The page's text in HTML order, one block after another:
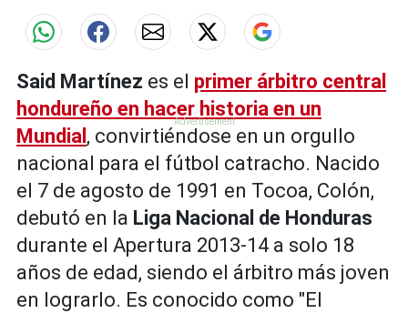
Said Martínez es el primer árbitro central
hondureño en hacer historia en un
Mundial , convirtiéndose en un orgullo
nacional para el fútbol catracho. Nacido
el 7 de agosto de 1991 en Tocoa, Colón,
debutó en la Liga Nacional de Honduras
durante el Apertura 2013-14 a solo 18
años de edad, siendo el árbitro más joven
en lograrlo. Es conocido como "El